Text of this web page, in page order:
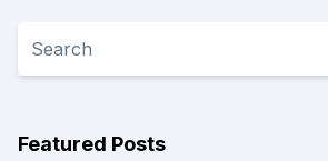
Featured Posts